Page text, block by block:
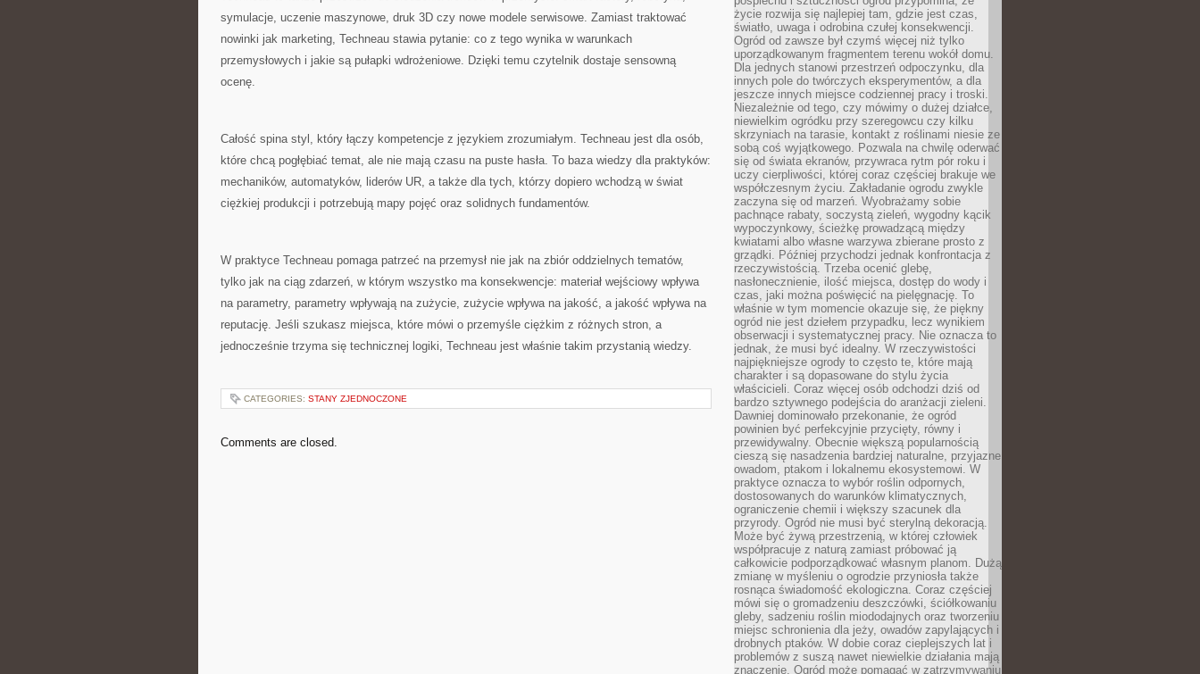
symulacje, uczenie maszynowe, druk 3D czy nowe modele serwisowe. Zamiast traktować
nowinki jak marketing, Techneau stawia pytanie: co z tego wynika w warunkach
przemysłowych i jakie są pułapki wdrożeniowe. Dzięki temu czytelnik dostaje sensowną
ocenę.
Całość spina styl, który łączy kompetencje z językiem zrozumiałym. Techneau jest dla osób,
które chcą pogłębiać temat, ale nie mają czasu na puste hasła. To baza wiedzy dla praktyków:
mechaników, automatyków, liderów UR, a także dla tych, którzy dopiero wchodzą w świat
ciężkiej produkcji i potrzebują mapy pojęć oraz solidnych fundamentów.
W praktyce Techneau pomaga patrzeć na przemysł nie jak na zbiór oddzielnych tematów,
tylko jak na ciąg zdarzeń, w którym wszystko ma konsekwencje: materiał wejściowy wpływa
na parametry, parametry wpływają na zużycie, zużycie wpływa na jakość, a jakość wpływa na
reputację. Jeśli szukasz miejsca, które mówi o przemyśle ciężkim z różnych stron, a
jednocześnie trzyma się technicznej logiki, Techneau jest właśnie takim przystanią wiedzy.
CATEGORIES: STANY ZJEDNOCZONE
Comments are closed.
życie rozwija się najlepiej tam, gdzie jest czas,
światło, uwaga i odrobina czułej konsekwencji.
Ogród od zawsze był czymś więcej niż tylko
uporządkowanym fragmentem terenu wokół domu.
Dla jednych stanowi przestrzeń odpoczynku, dla
innych pole do twórczych eksperymentów, a dla
jeszcze innych miejsce codziennej pracy i troski.
Niezależnie od tego, czy mówimy o dużej działce,
niewielkim ogródku przy szeregowcu czy kilku
skrzyniach na tarasie, kontakt z roślinami niesie ze
sobą coś wyjątkowego. Pozwala na chwilę oderwać
się od świata ekranów, przywraca rytm pór roku i
uczy cierpliwości, której coraz częściej brakuje we
współczesnym życiu. Zakładanie ogrodu zwykle
zaczyna się od marzeń. Wyobrażamy sobie
pachnące rabaty, soczystą zieleń, wygodny kącik
wypoczynkowy, ścieżkę prowadzącą między
kwiatami albo własne warzywa zbierane prosto z
grządki. Później przychodzi jednak konfrontacja z
rzeczywistością. Trzeba ocenić glebę,
nasłonecznienie, ilość miejsca, dostęp do wody i
czas, jaki można poświęcić na pielęgnację. To
właśnie w tym momencie okazuje się, że piękny
ogród nie jest dziełem przypadku, lecz wynikiem
obserwacji i systematycznej pracy. Nie oznacza to
jednak, że musi być idealny. W rzeczywistości
najpiękniejsze ogrody to często te, które mają
charakter i są dopasowane do stylu życia
właścicieli. Coraz więcej osób odchodzi dziś od
bardzo sztywnego podejścia do aranżacji zieleni.
Dawniej dominowało przekonanie, że ogród
powinien być perfekcyjnie przycięty, równy i
przewidywalny. Obecnie większą popularnością
cieszą się nasadzenia bardziej naturalne, przyjazne
owadom, ptakom i lokalnemu ekosystemowi. W
praktyce oznacza to wybór roślin odpornych,
dostosowanych do warunków klimatycznych,
ograniczenie chemii i większy szacunek dla
przyrody. Ogród nie musi być sterylną dekoracją.
Może być żywą przestrzenią, w której człowiek
współpracuje z naturą zamiast próbować ją
całkowicie podporządkować własnym planom. Dużą
zmianę w myśleniu o ogrodzie przyniosła także
rosnąca świadomość ekologiczna. Coraz częściej
mówi się o gromadzeniu deszczówki, ściółkowaniu
gleby, sadzeniu roślin miododajnych oraz tworzeniu
miejsc schronienia dla jeży, owadów zapylających i
drobnych ptaków. W dobie coraz cieplejszych lat i
problemów z suszą nawet niewielkie działania mają
znaczenie. Ogród może pomagać w zatrzymywaniu